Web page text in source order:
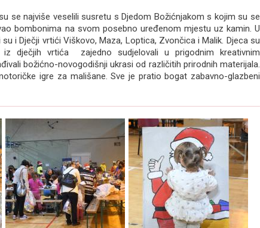
se najviše veselili susretu s Djedom Božićnjakom s kojim su se
bombonima na svom posebno uređenom mjestu uz kamin. U
i Dječji vrtići Viškovo, Maza, Loptica, Zvončica i Malik. Djeca su
dječjih vrtića zajedno sudjelovali u prigodnim kreativnim
božićno-novogodišnji ukrasi od različitih prirodnih materijala.
igre za mališane. Sve je pratio bogat zabavno-glazbeni